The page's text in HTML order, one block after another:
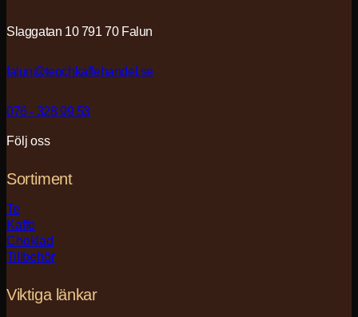
Slaggatan 10 791 70 Falun
falun@teochkaffehandel.se
076 - 328 99 53
Följ oss
Sortiment
Te
Kaffe
Choklad
Tillbehör
Viktiga länkar